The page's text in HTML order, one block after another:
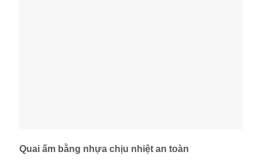
Quai ấm bằng nhựa chịu nhiệt an toàn